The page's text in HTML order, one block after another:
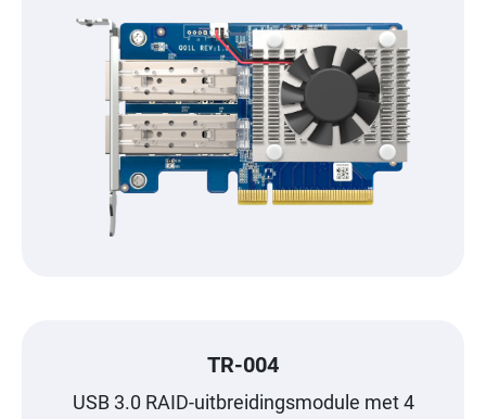
TR-004
USB 3.0 RAID-uitbreidingsmodule met 4